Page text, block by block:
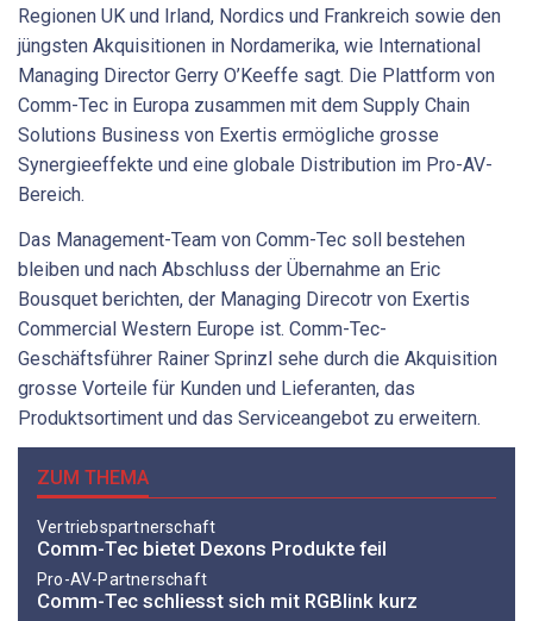
Regionen UK und Irland, Nordics und Frankreich sowie den
jüngsten Akquisitionen in Nordamerika, wie International
Managing Director Gerry O’Keeffe sagt. Die Plattform von
Comm-Tec in Europa zusammen mit dem Supply Chain
Solutions Business von Exertis ermögliche grosse
Synergieeffekte und eine globale Distribution im Pro-AV-
Bereich.
Das Management-Team von Comm-Tec soll bestehen
bleiben und nach Abschluss der Übernahme an Eric
Bousquet berichten, der Managing Direcotr von Exertis
Commercial Western Europe ist. Comm-Tec-
Geschäftsführer Rainer Sprinzl sehe durch die Akquisition
grosse Vorteile für Kunden und Lieferanten, das
Produktsortiment und das Serviceangebot zu erweitern.
ZUM THEMA
Vertriebspartnerschaft
Comm-Tec bietet Dexons Produkte feil
Pro-AV-Partnerschaft
Comm-Tec schliesst sich mit RGBlink kurz